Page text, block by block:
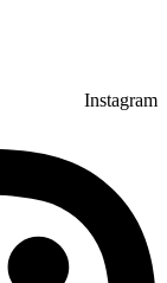
Instagram